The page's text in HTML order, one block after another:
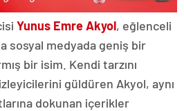
Yunus Emre Akyol, eğlenceli
sosyal medyada geniş bir
bir isim. Kendi tarzını
güldüren Akyol, aynı
dokunan içerikler